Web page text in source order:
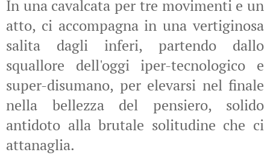
In una cavalcata per tre movimenti e un
atto, ci accompagna in una vertiginosa
salita dagli inferi, partendo dallo
squallore dell'oggi iper-tecnologico e
super-disumano, per elevarsi nel finale
nella bellezza del pensiero, solido
antidoto alla brutale solitudine che ci
attanaglia.